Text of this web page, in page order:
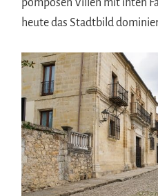
pompösen Villen mit ihten
heute das Stadtbild